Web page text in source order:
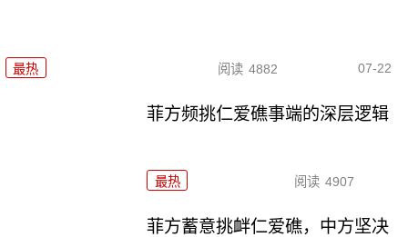
最热 阅读 4882 07-22
菲方频挑仁爱礁事端的深层逻辑
最热 阅读 4907
菲方蓄意挑衅仁爱礁，中方坚决